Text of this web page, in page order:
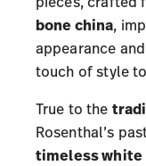
bone china,
appearance
touch of style
True to the
Rosenthal’s
timeless white